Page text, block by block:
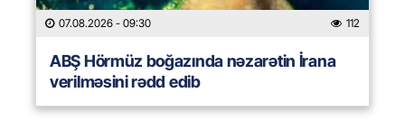
07.08.2026 - 09:30 112
ABŞ Hörmüz boğazında nəzarətin İrana
verilməsini rədd edib